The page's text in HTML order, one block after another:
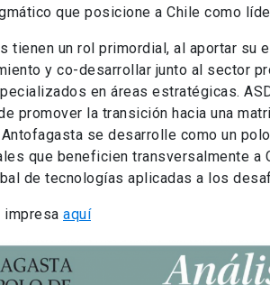
que posicione a Chile como
tienen un rol primordial, al aportar su
y co-desarrollar junto al sector
en áreas estratégicas.
promover la transición hacia una
se desarrolle como un
que beneficien transversalmente a
de tecnologías aplicadas a los
impresa aquí